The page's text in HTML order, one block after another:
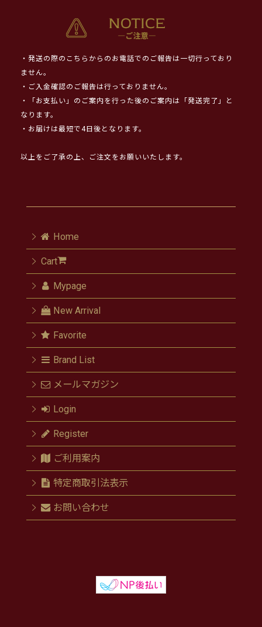
・発送の際のこちらからのお電話でのご報告は一切行っており
ません。
・ご入金確認のご報告は行っておりません。
・「お支払い」のご案内を行った後のご案内は「発送完了」と
なります。
・お届けは最短で4日後となります。
以上をご了承の上、ご注文をお願いいたします。
Home
Cart
Mypage
New Arrival
Favorite
Brand List
メールマガジン
Login
Register
ご利用案内
特定商取引法表示
お問い合わせ